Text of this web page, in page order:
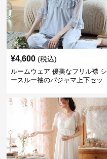
¥4,600 (税込)
ルームウェア 優美なフリル襟 シ
ースルー袖のパジャマ上下セッ